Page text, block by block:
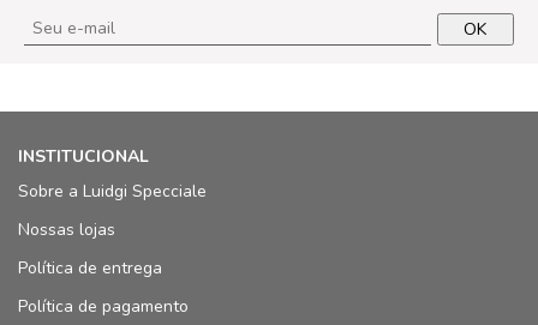
OK
INSTITUCIONAL
Sobre a Luidgi Specciale
Nossas lojas
Política de entrega
Política de pagamento